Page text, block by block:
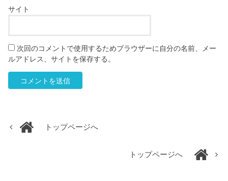
サイト
次回のコメントで使用するためブラウザーに自分の名前、メー
ルアドレス、サイトを保存する。
トップページへ
トップページへ